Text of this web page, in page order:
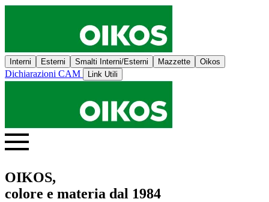
Interni Esterni Smalti Interni/Esterni Mazzette Oikos
Dichiarazioni CAM Link Utili
OIKOS,
colore e materia dal 1984